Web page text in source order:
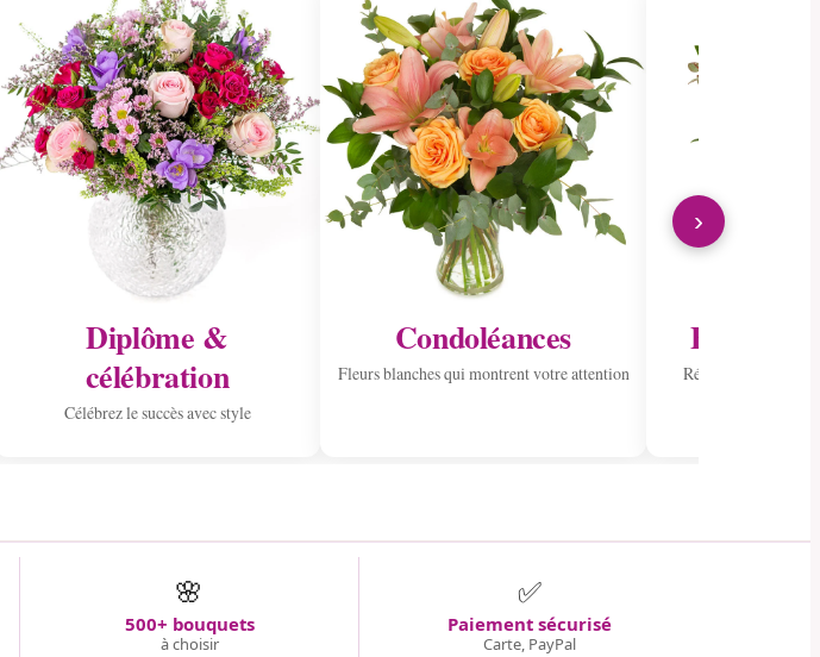
Diplôme &
célébration
Célébrez le succès avec style
Condoléances
Fleurs blanches qui montrent votre attention
Envoyer
Répandre la joie
›
🌸
500+ bouquets
à choisir
✅
Paiement sécurisé
Carte, PayPal